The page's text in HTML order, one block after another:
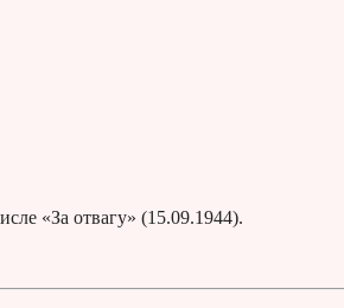
«За отвагу» (15.09.1944).